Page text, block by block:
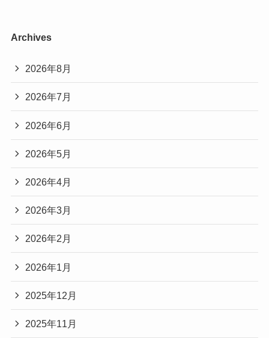
Archives
2026年8月
2026年7月
2026年6月
2026年5月
2026年4月
2026年3月
2026年2月
2026年1月
2025年12月
2025年11月